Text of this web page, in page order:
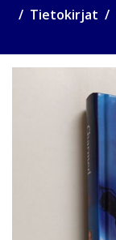
Tietokirjat